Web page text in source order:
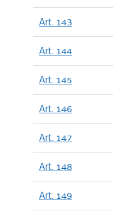
Art. 143
Art. 144
Art. 145
Art. 146
Art. 147
Art. 148
Art. 149